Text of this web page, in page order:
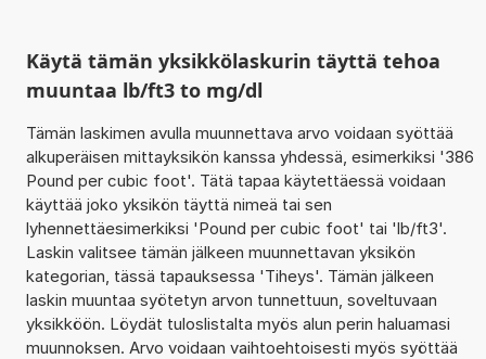
Käytä tämän yksikkölaskurin täyttä tehoa
muuntaa lb/ft3 to mg/dl
Tämän laskimen avulla muunnettava arvo voidaan syöttää
alkuperäisen mittayksikön kanssa yhdessä, esimerkiksi '386
Pound per cubic foot'. Tätä tapaa käytettäessä voidaan
käyttää joko yksikön täyttä nimeä tai sen
lyhennettäesimerkiksi 'Pound per cubic foot' tai 'lb/ft3'.
Laskin valitsee tämän jälkeen muunnettavan yksikön
kategorian, tässä tapauksessa 'Tiheys'. Tämän jälkeen
laskin muuntaa syötetyn arvon tunnettuun, soveltuvaan
yksikköön. Löydät tuloslistalta myös alun perin haluamasi
muunnoksen. Arvo voidaan vaihtoehtoisesti myös syöttää